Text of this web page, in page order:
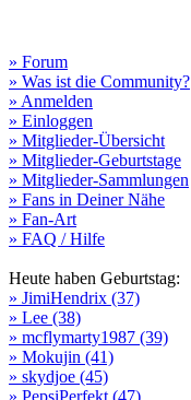
» Forum
» Was ist die Community?
» Anmelden
» Einloggen
» Mitglieder-Übersicht
» Mitglieder-Geburtstage
» Mitglieder-Sammlungen
» Fans in Deiner Nähe
» Fan-Art
» FAQ / Hilfe
Heute haben Geburtstag:
» JimiHendrix (37)
» Lee (38)
» mcflymarty1987 (39)
» Mokujin (41)
» skydjoe (45)
» PepsiPerfekt (47)